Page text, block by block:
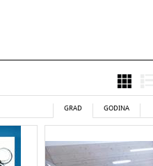
GRAD GODINA